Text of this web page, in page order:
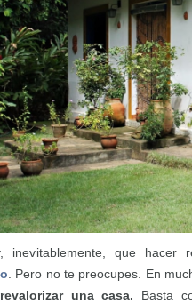
inevitablemente, que hacer
. Pero no te preocupes. En
revalorizar una casa. Basta